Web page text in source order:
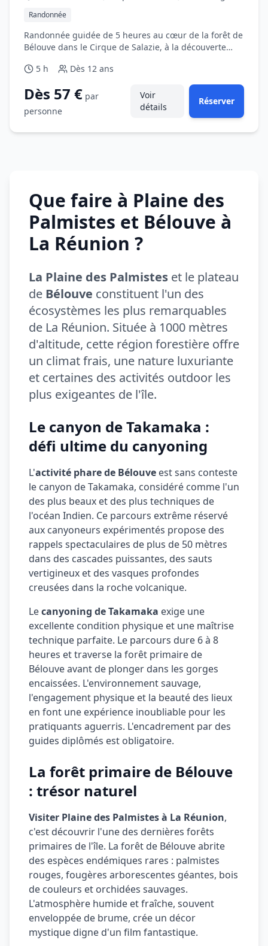
Randonnée
Randonnée guidée de 5 heures au cœur de la forêt de
Bélouve dans le Cirque de Salazie, à la découverte
point de vue spectaculaire sur la cascade du Trou de
5 h Dès 12 ans
Dès 57 € par
personne
Voir
détails
Réserver
Que faire à Plaine des
Palmistes et Bélouve à
La Réunion ?
La Plaine des Palmistes et le plateau
de Bélouve constituent l'un des
écosystèmes les plus remarquables
de La Réunion. Située à 1000 mètres
d'altitude, cette région forestière offre
un climat frais, une nature luxuriante
et certaines des activités outdoor les
plus exigeantes de l'île.
Le canyon de Takamaka :
défi ultime du canyoning
L'activité phare de Bélouve est sans conteste
le canyon de Takamaka, considéré comme l'un
des plus beaux et des plus techniques de
l'océan Indien. Ce parcours extrême réservé
aux canyoneurs expérimentés propose des
rappels spectaculaires de plus de 50 mètres
dans des cascades puissantes, des sauts
vertigineux et des vasques profondes
creusées dans la roche volcanique.
Lecanyoning de Takamaka exige une
excellente condition physique et une maîtrise
technique parfaite. Le parcours dure 6 à 8
heures et traverse la forêt primaire de
Bélouve avant de plonger dans les gorges
encaissées. L'environnement sauvage,
l'engagement physique et la beauté des lieux
en font une expérience inoubliable pour les
pratiquants aguerris. L'encadrement par des
guides diplômés est obligatoire.
La forêt primaire de Bélouve
: trésor naturel
Visiter Plaine des Palmistes à La Réunion,
c'est découvrir l'une des dernières forêts
primaires de l'île. La forêt de Bélouve abrite
des espèces endémiques rares : palmistes
rouges, fougères arborescentes géantes, bois
de couleurs et orchidées sauvages.
L'atmosphère humide et fraîche, souvent
enveloppée de brume, crée un décor
mystique digne d'un film fantastique.